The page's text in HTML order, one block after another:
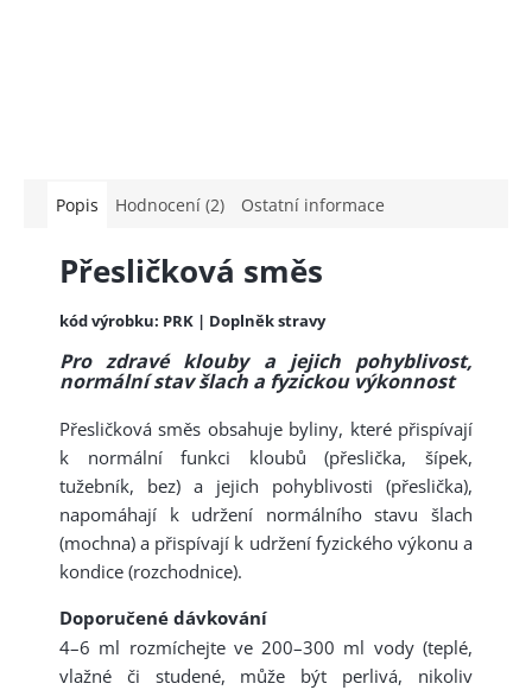
Popis Hodnocení (2) Ostatní informace
Přesličková směs
kód výrobku: PRK | Doplněk stravy
Pro zdravé klouby a jejich pohyblivost,
normální stav šlach a fyzickou výkonnost
Přesličková směs obsahuje byliny, které přispívají
k normální funkci kloubů (přeslička, šípek,
tužebník, bez) a jejich pohyblivosti (přeslička),
napomáhají k udržení normálního stavu šlach
(mochna) a přispívají k udržení fyzického výkonu a
kondice (rozchodnice).
Doporučené dávkování
4–6 ml rozmíchejte ve 200–300 ml vody (teplé,
vlažné či studené, může být perlivá, nikoliv